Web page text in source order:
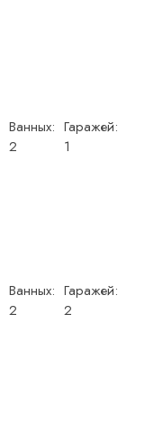
Ванных:
2
Гаражей:
1
Ванных:
2
Гаражей:
2